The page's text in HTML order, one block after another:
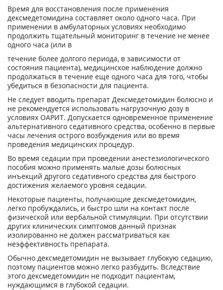
Время для восстановления после применения
дексмедетомидина составляет около одного часа. При
применении в амбулаторных условиях необходимо
продолжить тщательный мониторинг в течение не менее
одного часа (или в
течение более долгого периода, в зависимости от
состояния пациента), медицинское наблюдение должно
продолжаться в течение еще одного часа для того, чтобы
убедиться в безопасности для пациента.
Не следует вводить препарат Дексмедетомидин болюсно и
не рекомендуется использовать нагрузочную дозу в
условиях ОАРИТ. Допускается одновременное применение
альтернативного седативного средства, особенно в первые
часы лечения острого возбуждения или во время
проведения медицинских процедур.
Во время седации при проведении анестезиологического
пособия можно применять малые дозы болюсных
инъекций другого седативного средства для быстрого
достижения желаемого уровня седации.
Некоторые пациенты, получающие дексмедетомидин,
легко пробуждались, и быстро шли на контакт после
физической или вербальной стимуляции. При отсутствии
других клинических симптомов данный признак
изолированно не должен рассматриваться как
неэффективность препарата.
Обычно дексмедетомидин не вызывает глубокую седацию,
поэтому пациентов можно легко разбудить. Вследствие
этого дексмедетомидин не подходит пациентам,
нуждающимся в глубокой седации.